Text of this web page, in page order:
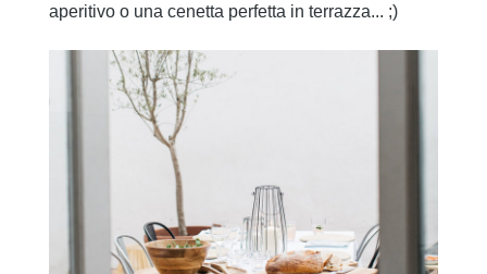
aperitivo o una cenetta perfetta in terrazza... ;)